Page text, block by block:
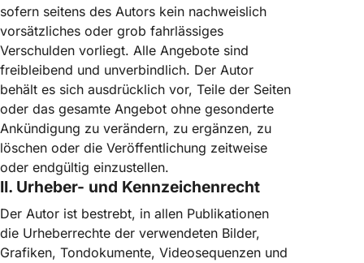
sofern seitens des Autors kein nachweislich
vorsätzliches oder grob fahrlässiges
Verschulden vorliegt. Alle Angebote sind
freibleibend und unverbindlich. Der Autor
behält es sich ausdrücklich vor, Teile der Seiten
oder das gesamte Angebot ohne gesonderte
Ankündigung zu verändern, zu ergänzen, zu
löschen oder die Veröffentlichung zeitweise
oder endgültig einzustellen.
II. Urheber- und Kennzeichenrecht
Der Autor ist bestrebt, in allen Publikationen
die Urheberrechte der verwendeten Bilder,
Grafiken, Tondokumente, Videosequenzen und